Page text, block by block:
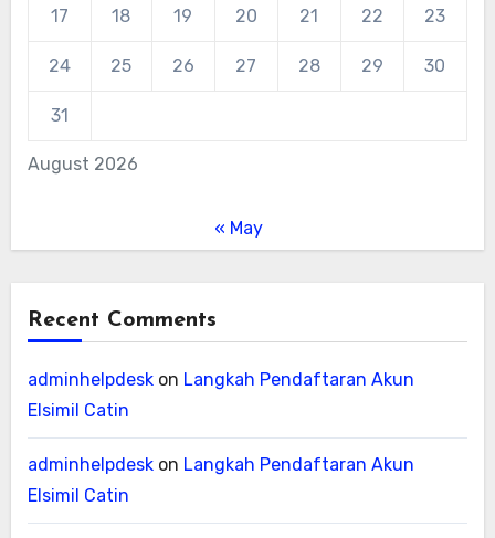
August 2026
17 18 19 20 21 22 23
24 25 26 27 28 29 30
31
« May
Recent Comments
adminhelpdeskon Langkah Pendaftaran Akun
Elsimil Catin
adminhelpdeskon Langkah Pendaftaran Akun
Elsimil Catin